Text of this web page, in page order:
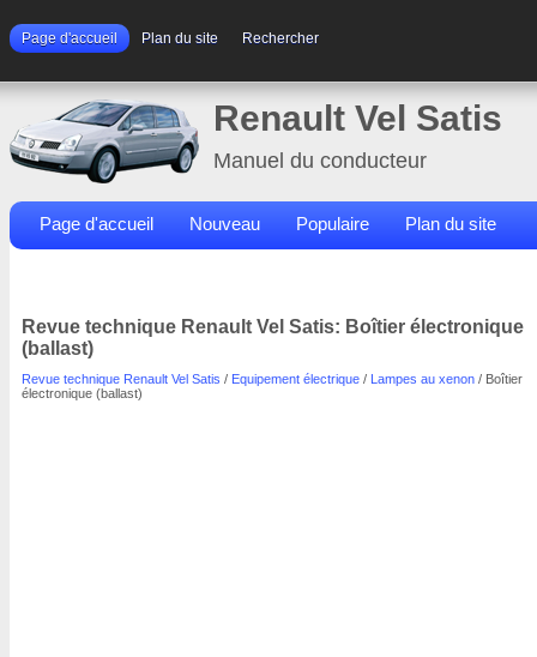
Page d'accueil Plan du site Rechercher
Renault Vel Satis
Manuel du conducteur
Page d'accueil Nouveau Populaire Plan du site
Revue technique Renault Vel Satis: Boîtier électronique
(ballast)
Revue technique Renault Vel Satis / Equipement électrique / Lampes au xenon / Boîtier
électronique (ballast)